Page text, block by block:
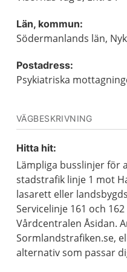
Län, kommun:
Södermanlands län,
Postadress:
Psykiatriska
VÄGBESKRIVNING
Hitta hit:
Lämpliga busslinjer för
stadstrafik linje 1 mot
lasarett eller
Servicelinje 161 och
Vårdcentralen Åsidan.
Sormlandstrafiken.se,
alternativ som passar